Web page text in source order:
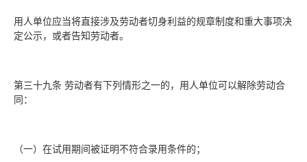
用人单位应当将直接涉及劳动者切身利益的规章制度和重大事项决
定公示，或者告知劳动者。
第三十九条 劳动者有下列情形之一的，用人单位可以解除劳动合
同：
（一）在试用期间被证明不符合录用条件的；